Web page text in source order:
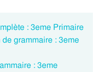
: 3eme Primaire
grammaire : 3eme
: 3eme